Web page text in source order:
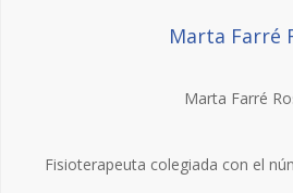
Marta Farré
Marta Farré
Fisioterapeuta colegiada con el